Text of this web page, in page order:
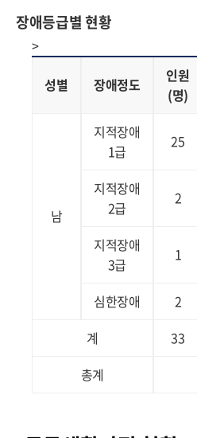
장애등급별 현황
>
성별 장애정도
인원
(명)
남
지적장애
1급
25
지적장애
2급
2
지적장애
3급
1
심한장애
2
계
33
총계